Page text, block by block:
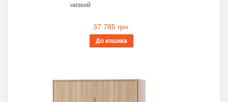
низкий
37 785 грн.
До кошика